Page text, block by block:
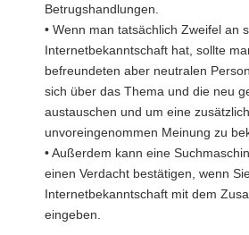
Betrugshandlungen.
• Wenn man tatsächlich Zweifel an
Internetbekanntschaft hat, sollte
befreundeten aber neutralen
sich über das Thema und die neu
austauschen und um eine
unvoreingenommen Meinung zu
• Außerdem kann eine
einen Verdacht bestätigen, wenn
Internetbekanntschaft mit dem
eingeben.